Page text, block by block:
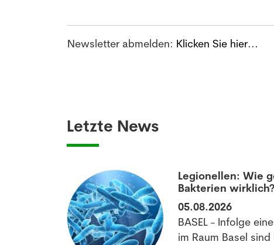
Newsletter abmelden: Klicken Sie hier...
Letzte News
Legionellen: Wie
Bakterien wirklich?
05.08.2026
BASEL - Infolge
im Raum Basel